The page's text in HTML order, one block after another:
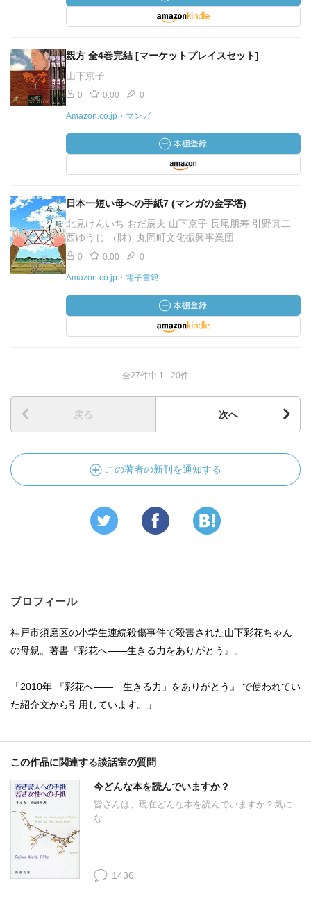
親方 全4巻完結 [マーケットプレイスセット]
山下京子
0 0.00 0
Amazon.co.jp・マンガ
日本一短い母への手紙7 (マンガの金字塔)
北見けんいち おだ辰夫 山下京子 長尾朋寿 引野真二
西ゆうじ （財）丸岡町文化振興事業団
0 0.00 0
Amazon.co.jp・電子書籍
全27件中 1 - 20件
戻る 次へ
この著者の新刊を通知する
プロフィール
神戸市須磨区の小学生連続殺傷事件で殺害された山下彩花ちゃん
の母親。著書『彩花へ――生きる力をありがとう』。
「2010年 『彩花へ――「生きる力」をありがとう』 で使われてい
た紹介文から引用しています。」
この作品に関連する談話室の質問
今どんな本を読んでいますか？
皆さんは、現在どんな本を読んでいますか？気に
な...
1436